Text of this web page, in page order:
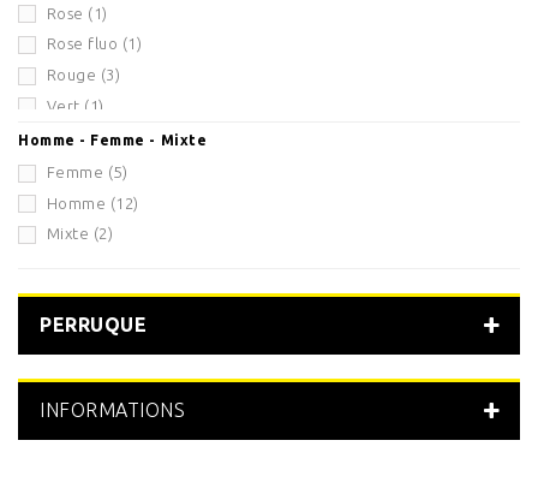
Rose (1)
Rose fluo (1)
Rouge (3)
Vert (1)
Vert fluo(1)
Violet(1)
Gris(1)
Acajou(1)
jaune fluo(1)
Homme - Femme - Mixte
Femme (5)
Homme (12)
Mixte (2)
PERRUQUE
INFORMATIONS